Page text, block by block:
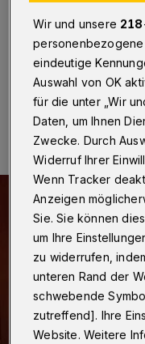
18 Uhr im Haus der
Scholl-Platz 4-6).
11.12.2017 , 00:00
Wir und unsere 218
eindeutige
Auswahl von OK
für die unter „Wir
Daten, um Ihnen
Zwecke. Durch
Widerruf Ihrer
Wenn Tracker
Anzeigen
Sie. Sie können
um Ihre
zu widerrufen,
unteren Rand der
schwebende
zutreffend]. Ihre
Website. Weitere